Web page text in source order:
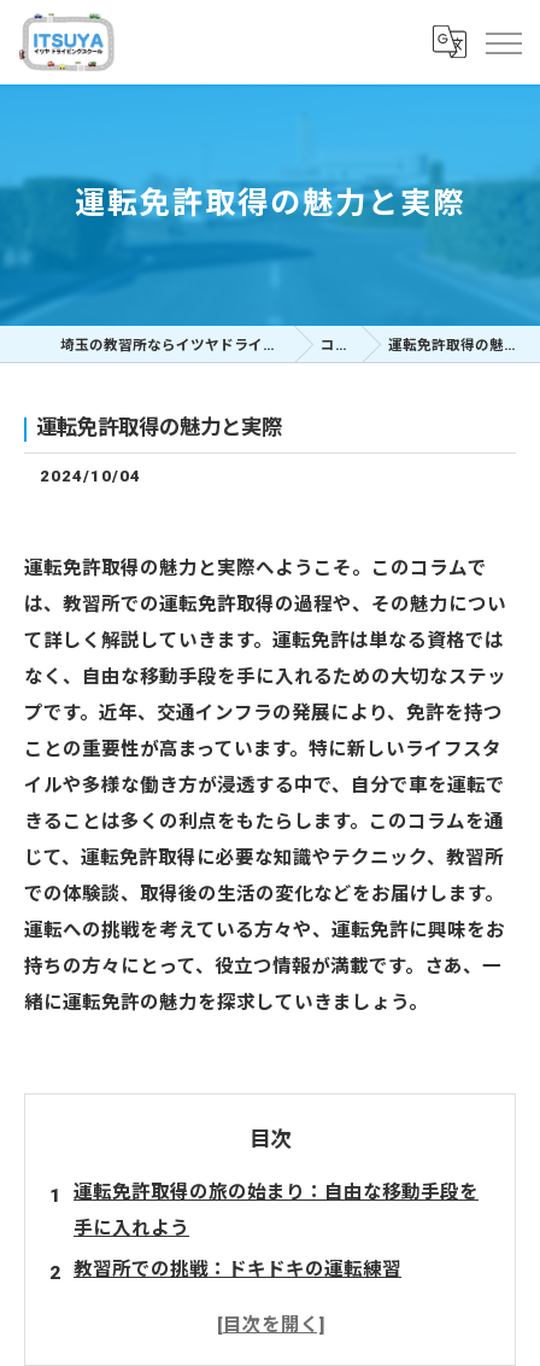
運転免許取得の魅力と実際
埼玉の教習所ならイツヤドライビングスクール コラム 運転免許取得の魅力と実際
運転免許取得の魅力と実際
2024/10/04
運転免許取得の魅力と実際へようこそ。このコラムで
は、教習所での運転免許取得の過程や、その魅力につい
て詳しく解説していきます。運転免許は単なる資格では
なく、自由な移動手段を手に入れるための大切なステッ
プです。近年、交通インフラの発展により、免許を持つ
ことの重要性が高まっています。特に新しいライフスタ
イルや多様な働き方が浸透する中で、自分で車を運転で
きることは多くの利点をもたらします。このコラムを通
じて、運転免許取得に必要な知識やテクニック、教習所
での体験談、取得後の生活の変化などをお届けします。
運転への挑戦を考えている方々や、運転免許に興味をお
持ちの方々にとって、役立つ情報が満載です。さあ、一
緒に運転免許の魅力を探求していきましょう。
目次
運転免許取得の旅の始まり：自由な移動手段を
手に入れよう
教習所での挑戦：ドキドキの運転練習
運転免許取得の実際：ここで学ぶべき知識とテ